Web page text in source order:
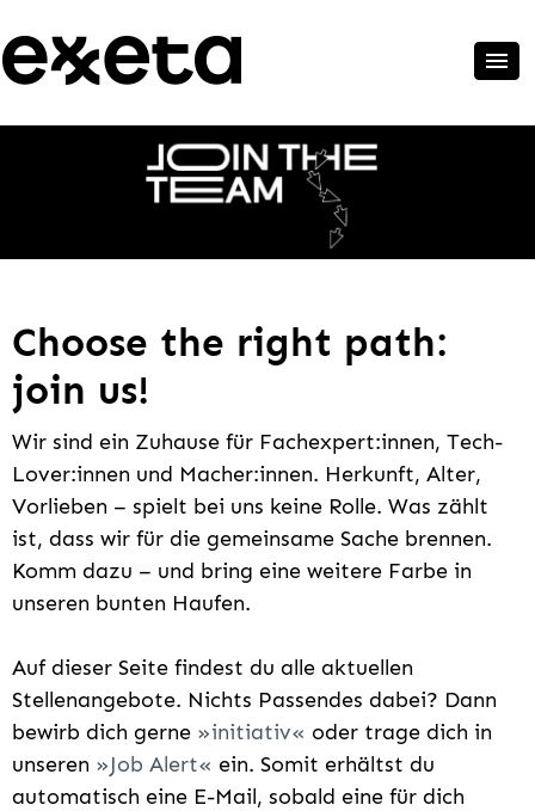
Choose the right path:
join us!
Wir sind ein Zuhause für Fachexpert:innen, Tech-
Lover:innen und Macher:innen. Herkunft, Alter,
Vorlieben – spielt bei uns keine Rolle. Was zählt
ist, dass wir für die gemeinsame Sache brennen.
Komm dazu – und bring eine weitere Farbe in
unseren bunten Haufen.
Auf dieser Seite findest du alle aktuellen
Stellenangebote. Nichts Passendes dabei? Dann
bewirb dich gerne
initiativ
oder trage dich in
unseren
Job Alert
ein. Somit erhältst du
automatisch eine E-Mail, sobald eine für dich